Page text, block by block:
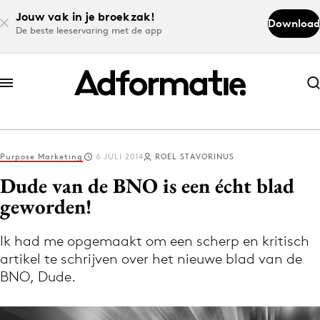
Jouw vak in je broekzak!
De beste leeservaring met de app
Download
Abonneer nu
Abonneer nu
Log in
Volg het laatste nieuws via de Adformatie
Nieuws app
Purpose Marketing 6 JULI 2014 ROEL STAVORINUS
Dude van de BNO is een écht blad
geworden!
Ik had me opgemaakt om een scherp en kritisch
artikel te schrijven over het nieuwe blad van de
BNO, Dude.